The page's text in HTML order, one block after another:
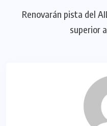
Renovarán pista del
superior